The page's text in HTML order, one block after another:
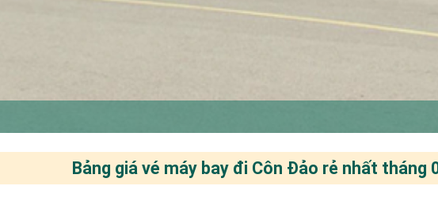
Bảng giá vé máy bay đi Côn Đảo rẻ nhất tháng